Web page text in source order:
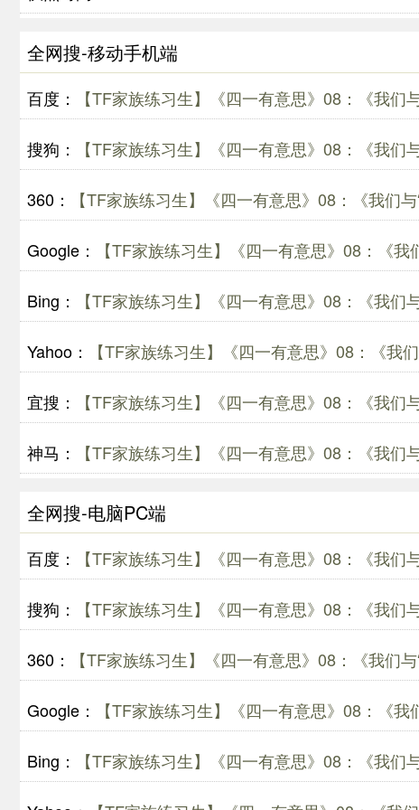
全网搜-移动手机端
百度： 【TF家族练习生】《四一有意思》08：《我们
搜狗： 【TF家族练习生】《四一有意思》08：《我们
360： 【TF家族练习生】《四一有意思》08：《我们与
Google： 【TF家族练习生】《四一有意思》08：《我
Bing： 【TF家族练习生】《四一有意思》08：《我们
Yahoo： 【TF家族练习生】《四一有意思》08：《我
宜搜： 【TF家族练习生】《四一有意思》08：《我们
神马： 【TF家族练习生】《四一有意思》08：《我们
全网搜-电脑PC端
百度： 【TF家族练习生】《四一有意思》08：《我们
搜狗： 【TF家族练习生】《四一有意思》08：《我们
360： 【TF家族练习生】《四一有意思》08：《我们与
Google： 【TF家族练习生】《四一有意思》08：《我
Bing： 【TF家族练习生】《四一有意思》08：《我们